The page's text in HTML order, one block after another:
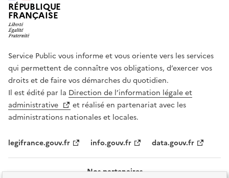
RÉPUBLIQUE
FRANÇAISE
Service Public vous informe et vous oriente vers les services
qui permettent de connaître vos obligations, d’exercer vos
droits et de faire vos démarches du quotidien.
Il est édité par la Direction de l’information légale et
administrative
et réalisé en partenariat avec les
administrations nationales et locales.
legifrance.gouv.fr info.gouv.fr data.gouv.fr
Nos partenaires